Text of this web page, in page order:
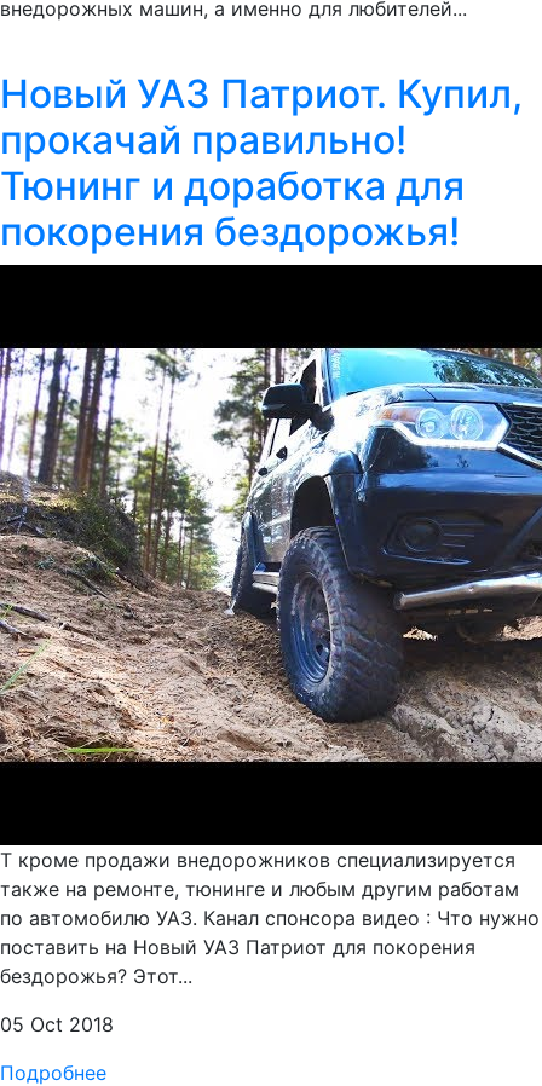
внедорожных машин, а именно для любителей...
Новый УАЗ Патриот. Купил,
прокачай правильно!
Тюнинг и доработка для
покорения бездорожья!
Т кроме продажи внедорожников специализируется
также на ремонте, тюнинге и любым другим работам
по автомобилю УАЗ. Канал спонсора видео : Что нужно
поставить на Новый УАЗ Патриот для покорения
бездорожья? Этот...
05 Oct 2018
Подробнее